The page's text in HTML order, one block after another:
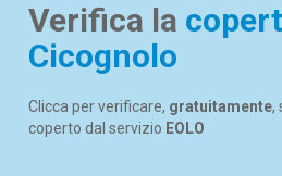
Verifica la
Cicognolo
Clicca per verificare, gratuitamente,
coperto dal servizio EOLO